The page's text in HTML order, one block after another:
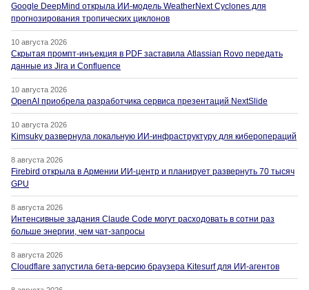
Google DeepMind открыла ИИ-модель WeatherNext Cyclones для
прогнозирования тропических циклонов
10 августа 2026
Скрытая промпт-инъекция в PDF заставила Atlassian Rovo передать
данные из Jira и Confluence
10 августа 2026
OpenAI приобрела разработчика сервиса презентаций NextSlide
10 августа 2026
Kimsuky развернула локальную ИИ-инфраструктуру для киберопераций
8 августа 2026
Firebird открыла в Армении ИИ-центр и планирует развернуть 70 тысяч
GPU
8 августа 2026
Интенсивные задания Claude Code могут расходовать в сотни раз
больше энергии, чем чат-запросы
8 августа 2026
Cloudflare запустила бета-версию браузера Kitesurf для ИИ-агентов